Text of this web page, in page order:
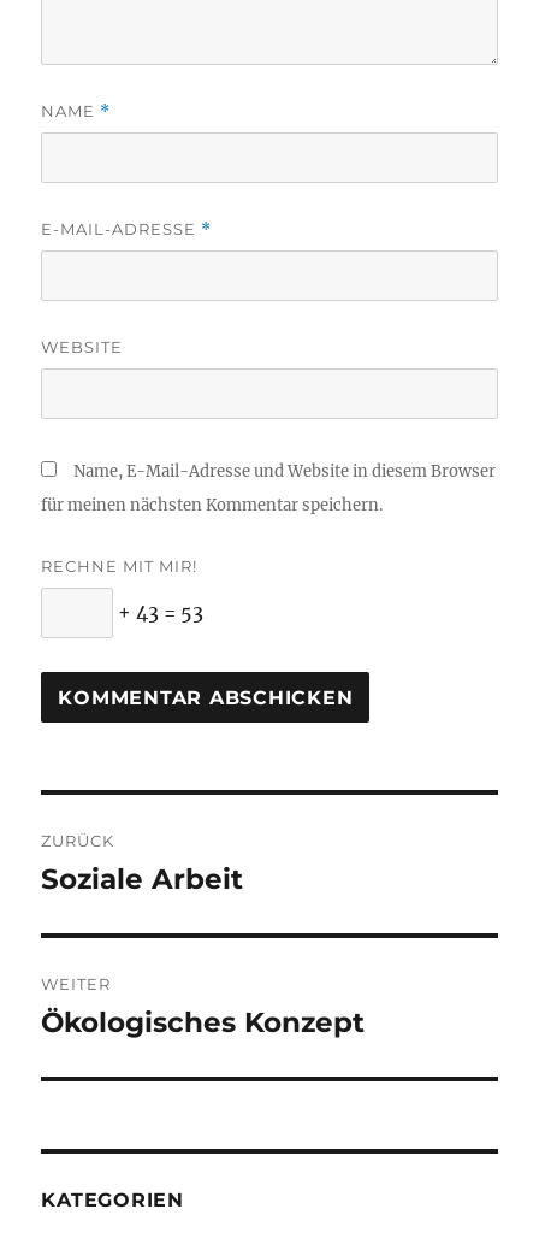
NAME *
E-MAIL-ADRESSE *
WEBSITE
Name, E-Mail-Adresse und Website in diesem Browser
für meinen nächsten Kommentar speichern.
RECHNE MIT MIR!
+ 43 = 53
ZURÜCK
Vorheriger
Soziale Arbeit
WEITER
Nächster
Ökologisches Konzept
KATEGORIEN